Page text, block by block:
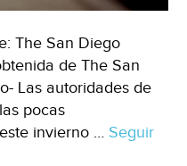
The San Diego
de The San
Las autoridades de
pocas
invierno … Seguir